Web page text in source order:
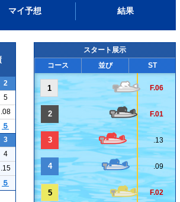
マイ予想 結果
2
5
.08
５
3
4
.15
５
スタート展示
コース
並び ST
1 F.06
2 F.01
3 .13
4 .09
5 F.02